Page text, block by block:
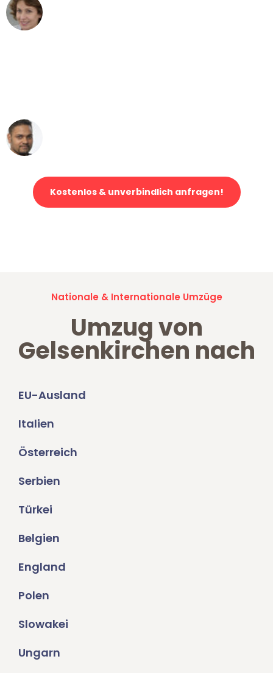
Kostenlos & unverbindlich anfragen!
Nationale & Internationale Umzüge
Umzug von
Gelsenkirchen nach
EU-Ausland
Italien
Österreich
Serbien
Türkei
Belgien
England
Polen
Slowakei
Ungarn